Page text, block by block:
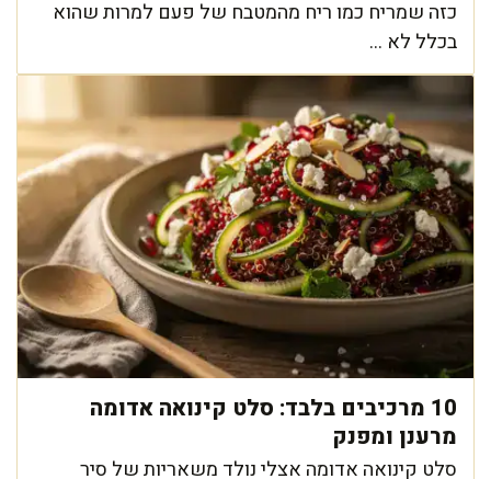
כזה שמריח כמו ריח מהמטבח של פעם למרות שהוא
בכלל לא ...
10 מרכיבים בלבד: סלט קינואה אדומה
מרענן ומפנק
סלט קינואה אדומה אצלי נולד משאריות של סיר